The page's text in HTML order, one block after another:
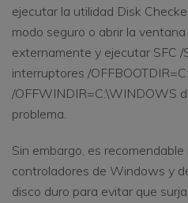
ejecutar la utilidad Disk
modo seguro o abrir la
externamente y ejecutar SFC
interruptores /
/OFFWINDIR=C:\WINDOWS
problema.
Sin embargo, es
controladores de Windows y
disco duro para evitar que